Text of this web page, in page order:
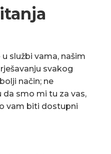
službi vama, našim
svakog
način; ne
da smo mi tu za vas,
vam biti dostupni